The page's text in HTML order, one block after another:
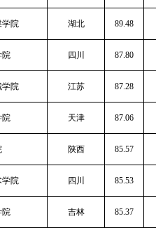
学院 湖北 89.48
院 四川 87.80
学院 江苏 87.28
院 天津 87.06
陕西 85.57
学院 四川 85.53
院 吉林 85.37